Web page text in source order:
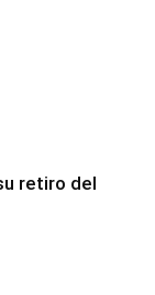
retiro del